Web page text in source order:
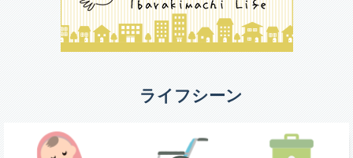
ライフシーン